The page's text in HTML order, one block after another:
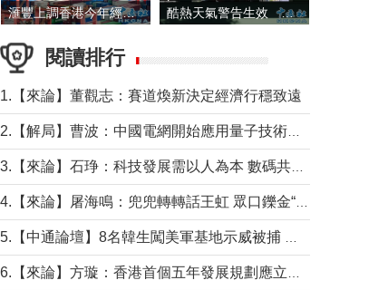
滙豐上調香港今年經濟增長預測至4.5% 酷熱天氣警告生效 本港高溫持續至下周
閱讀排行
1.【來論】董觀志：賽道煥新決定經濟行穩致遠